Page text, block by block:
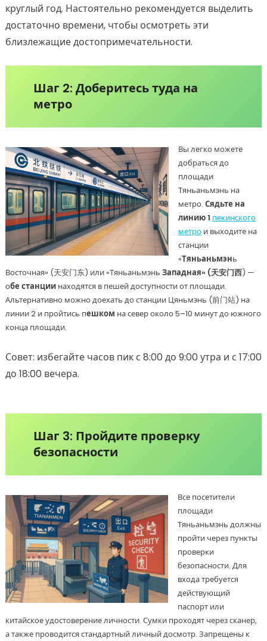
круглый год. Настоятельно рекомендуется выделить
достаточно времени, чтобы осмотреть эти
близлежащие достопримечательности.
Шаг 2: Доберитесь туда на
метро
Вы легко можете
добраться до
площади
Тяньаньмэнь на
метро. Сядьте на
линию 1 пекинского
метрои выходите на
станции
«Тяньаньмэнь
Восточная» (天安门东) или «Тяньаньмэнь Западная» (天安门西) —
обе станциинаходятся в пешей доступности от площади.
Альтернативно можно доехать до станции Цяньмэнь (前门站) на
линии 2 и пройтись пешком на север около 5–10 минут до южного
конца площади.
Совет: избегайте часов пик с 8:00 до 9:00 утра и с 17:00
до 18:00 вечера.
Шаг 3: Пройдите проверку
безопасности
Все посетители
площади
Тяньаньмэнь должны
пройти через пункты
проверки
безопасности. Для
входа требуется
действующий
паспорт или
китайское удостоверение личности. Сумки проходят через сканер,
а также проводится стандартный личный досмотр. Запрещены к